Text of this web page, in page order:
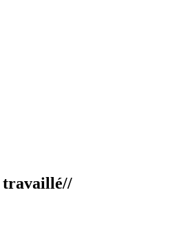
travaillé//